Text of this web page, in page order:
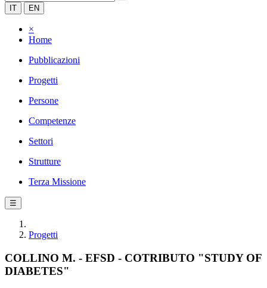
IT EN
×
Home
Pubblicazioni
Progetti
Persone
Competenze
Settori
Strutture
Terza Missione
☰
Progetti
COLLINO M. - EFSD - COTRIBUTO "STUDY OF
DIABETES"